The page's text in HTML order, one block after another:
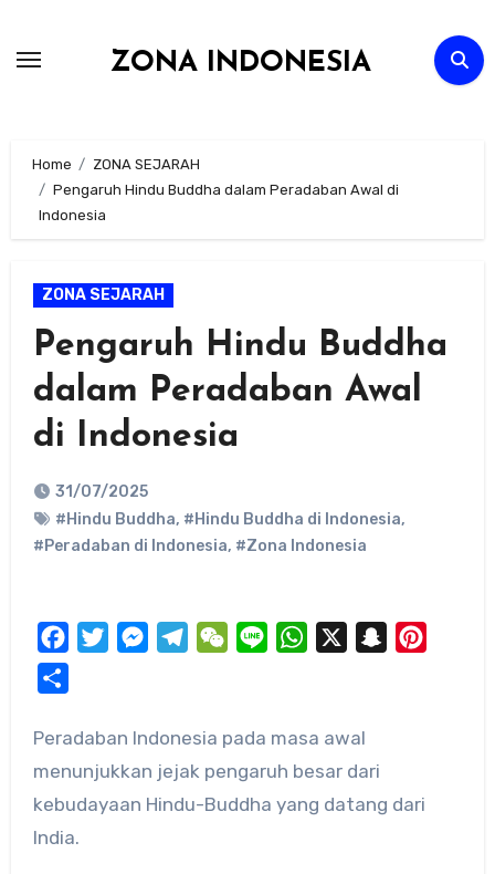
ZONA INDONESIA
Home
ZONA SEJARAH
Pengaruh Hindu Buddha dalam Peradaban Awal di
Indonesia
ZONA SEJARAH
Pengaruh Hindu Buddha
dalam Peradaban Awal
di Indonesia
31/07/2025
#Hindu Buddha, #Hindu Buddha di Indonesia,
#Peradaban di Indonesia, #Zona Indonesia
FacebookTwitterMessengerTelegramWeChat
Line WhatsApp Snapchat
Peradaban Indonesia pada masa awal
menunjukkan jejak pengaruh besar dari
kebudayaan Hindu-Buddha yang datang dari
India.